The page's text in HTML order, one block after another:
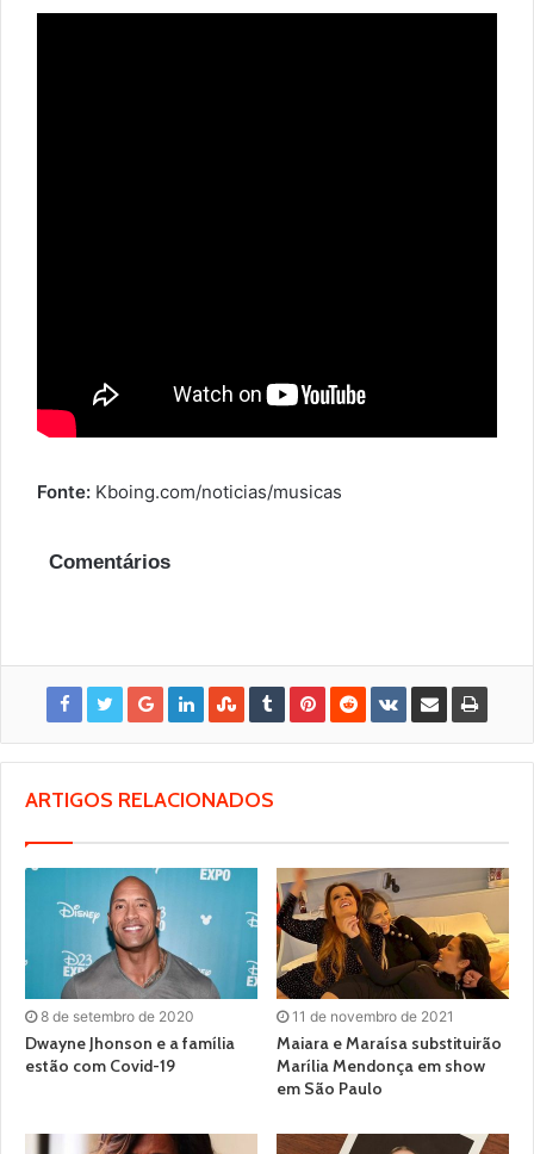
Fonte: Kboing.com/noticias/musicas
Comentários
ARTIGOS RELACIONADOS
8 de setembro de 2020
Dwayne Jhonson e a família
estão com Covid-19
11 de novembro de 2021
Maiara e Maraísa substituirão
Marília Mendonça em show
em São Paulo